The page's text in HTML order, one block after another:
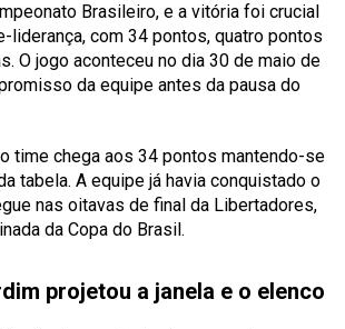
Brasileiro, e a vitória foi crucial
liderança, com 34 pontos, quatro pontos
O jogo aconteceu no dia 30 de maio de
da equipe antes da pausa do
time chega aos 34 pontos mantendo-se
tabela. A equipe já havia conquistado o
nas oitavas de final da Libertadores,
da Copa do Brasil.
projetou a janela e o elenco